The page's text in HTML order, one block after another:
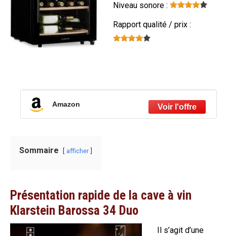
Niveau sonore :
Rapport qualité / prix :
Amazon
Sommaire afficher
Présentation rapide de la cave à vin
Klarstein Barossa 34 Duo
Il s’agit d’une